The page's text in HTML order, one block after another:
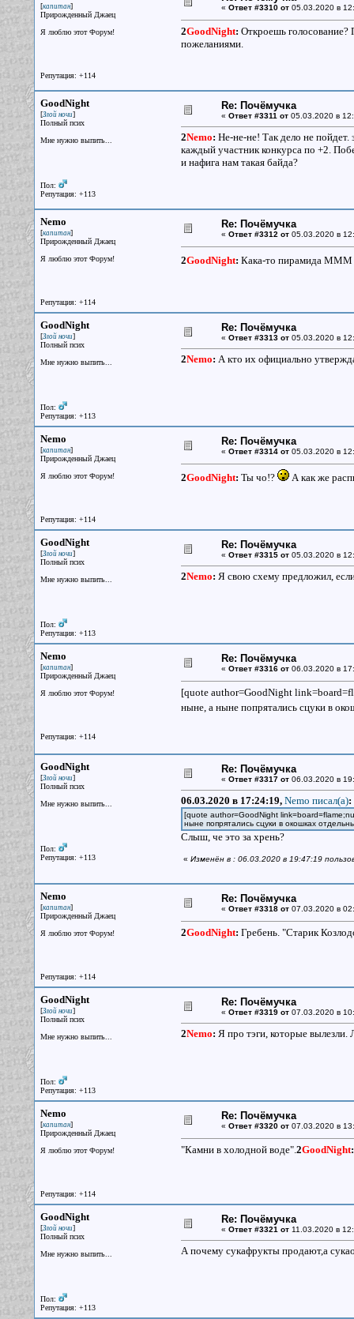
[капитан]
Прирожденный Джаец
Я люблю этот Форум!
Репутация: +114
« Ответ #3310 от05.03.2020 в
2GoodNight: Откроешь голосование?
пожеланиями.
GoodNight
[Злой ночи]
Полный псих
Мне нужно выпить...
Пол:
Репутация: +113
Re: Почёмучка
« Ответ #3311 от05.03.2020 в
2Nemo: Не-не-не! Так дело не
каждый участник конкурса по +2.
и нафига нам такая байда?
Nemo
[капитан]
Прирожденный Джаец
Я люблю этот Форум!
Репутация: +114
Re: Почёмучка
« Ответ #3312 от05.03.2020 в
2GoodNight: Кака-то пирамида МММ
GoodNight
[Злой ночи]
Полный псих
Мне нужно выпить...
Пол:
Репутация: +113
Re: Почёмучка
« Ответ #3313 от05.03.2020 в
2Nemo: А кто их официально
Nemo
[капитан]
Прирожденный Джаец
Я люблю этот Форум!
Репутация: +114
Re: Почёмучка
« Ответ #3314 от05.03.2020 в
2GoodNight: Ты чо!? А как же
GoodNight
[Злой ночи]
Полный псих
Мне нужно выпить...
Пол:
Репутация: +113
Re: Почёмучка
« Ответ #3315 от05.03.2020 в
2Nemo: Я свою схему предложил,
Nemo
[капитан]
Прирожденный Джаец
Я люблю этот Форум!
Репутация: +114
Re: Почёмучка
« Ответ #3316 от06.03.2020 в
[quote author=GoodNight
ныне, а ныне попрятались сцуки в
GoodNight
[Злой ночи]
Полный псих
Мне нужно выпить...
Пол:
Репутация: +113
Re: Почёмучка
« Ответ #3317 от06.03.2020 в
06.03.2020 в 17:24:19, Nemo писал(a):
[quote author=GoodNight
ныне попрятались сцуки в окошках
Слыш, че это за хрень?
« Изменён в : 06.03.2020 в 19:47:19
Nemo
[капитан]
Прирожденный Джаец
Я люблю этот Форум!
Репутация: +114
Re: Почёмучка
« Ответ #3318 от07.03.2020 в
2GoodNight: Гребень. "Старик
GoodNight
[Злой ночи]
Полный псих
Мне нужно выпить...
Пол:
Репутация: +113
Re: Почёмучка
« Ответ #3319 от07.03.2020 в
2Nemo: Я про тэги, которые
Nemo
[капитан]
Прирожденный Джаец
Я люблю этот Форум!
Репутация: +114
Re: Почёмучка
« Ответ #3320 от07.03.2020 в
"Камни в холодной воде".2GoodNight:
GoodNight
[Злой ночи]
Полный псих
Мне нужно выпить...
Пол:
Репутация: +113
Re: Почёмучка
« Ответ #3321 от11.03.2020 в
А почему сукафрукты продают,а